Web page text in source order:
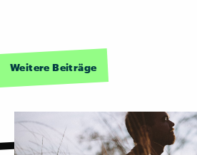
Weitere Beiträge